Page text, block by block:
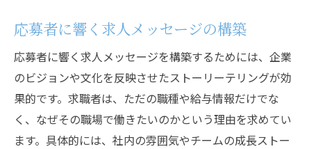
応募者に響く求人メッセージの構築
応募者に響く求人メッセージを構築するためには、企業
のビジョンや文化を反映させたストーリーテリングが効
果的です。求職者は、ただの職種や給与情報だけでな
く、なぜその職場で働きたいのかという理由を求めてい
ます。具体的には、社内の雰囲気やチームの成長ストー